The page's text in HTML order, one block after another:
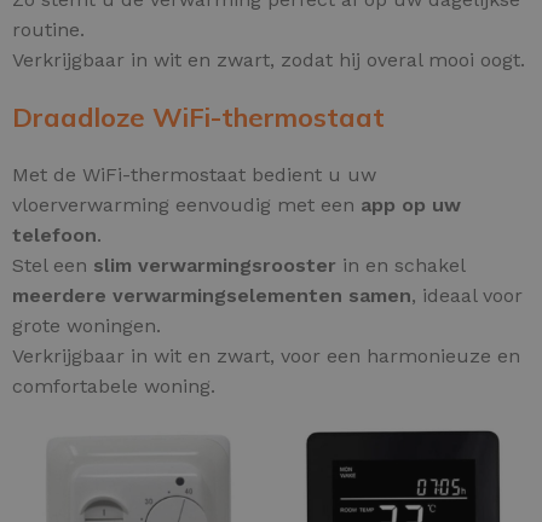
routine.
Verkrijgbaar in wit en zwart, zodat hij overal mooi oogt.
Draadloze WiFi-thermostaat
Met de WiFi-thermostaat bedient u uw
vloerverwarming eenvoudig met een app op uw
telefoon.
Stel een slim verwarmingsrooster in en schakel
meerdere verwarmingselementen samen, ideaal voor
grote woningen.
Verkrijgbaar in wit en zwart, voor een harmonieuze en
comfortabele woning.